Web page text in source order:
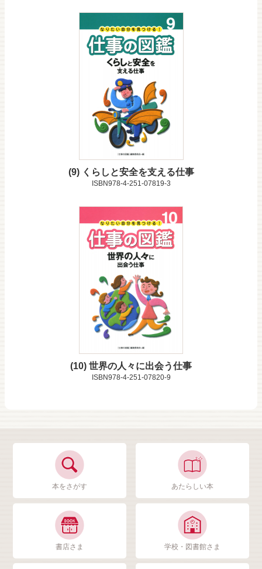
9 くらしと安全を支える仕事
ISBN978-4-251-07819-3
10 世界の人々に出会う仕事
ISBN978-4-251-07820-9
本をさがす あたらしい本
書店さま 学校・図書館さま